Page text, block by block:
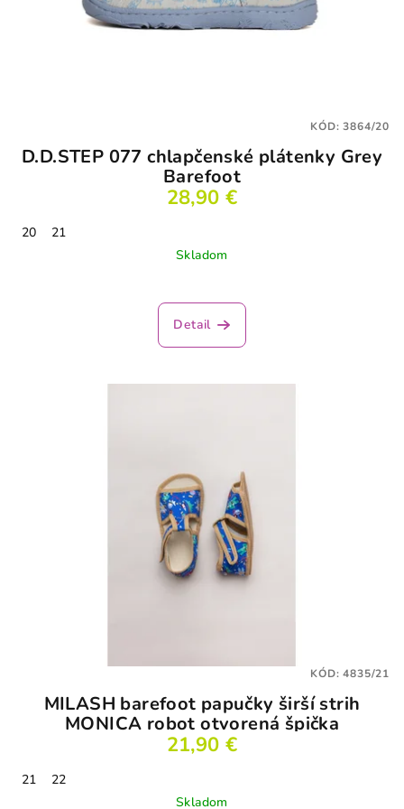
D.D.STEP 077 chlapčenské plátenky Grey
Barefoot
28,90 €
20
21
Skladom
Detail
KÓD:3864/20
MILASH barefoot papučky širší strih
MONICA robot otvorená špička
21,90 €
21
22
Skladom
KÓD:4835/21